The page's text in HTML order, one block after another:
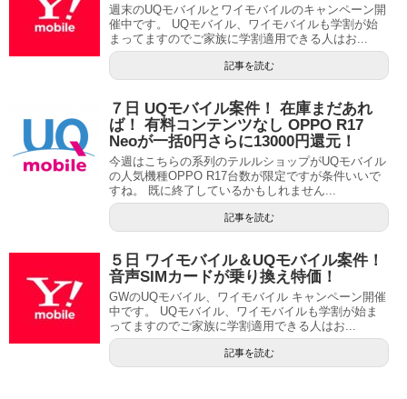
週末のUQモバイルとワイモバイルのキャンペーン開
催中です。 UQモバイル、ワイモバイルも学割が始
まってますのでご家族に学割適用できる人はお...
記事を読む
７日 UQモバイル案件！ 在庫まだあれ
ば！ 有料コンテンツなし OPPO R17
Neoが一括0円さらに13000円還元！
今週はこちらの系列のテルルショップがUQモバイル
の人気機種OPPO R17台数が限定ですが条件いいで
すね。 既に終了しているかもしれません...
記事を読む
５日 ワイモバイル＆UQモバイル案件！
音声SIMカードが乗り換え特価！
GWのUQモバイル、ワイモバイル キャンペーン開催
中です。 UQモバイル、ワイモバイルも学割が始ま
ってますのでご家族に学割適用できる人はお...
記事を読む